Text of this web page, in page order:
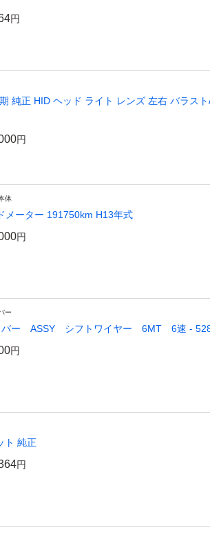
円
純正 HID ヘッド ライト レンズ 左右 バラス
円
体
メーター 191750km H13年式
円
ー
バー ASSY シフトワイヤー 6MT 6速 -
円
ト 純正
円